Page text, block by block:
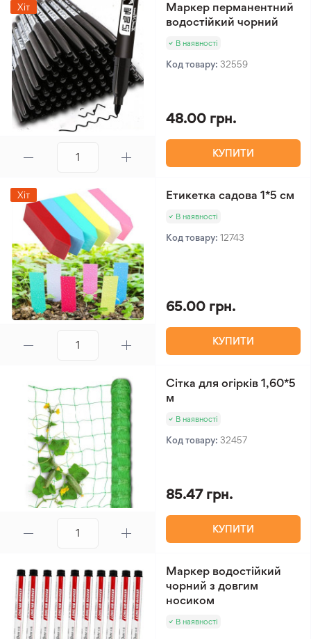
Хіт
Маркер перманентний
водостійкий чорний
В наявності
Код товару: 32559
48.00 грн.
КУПИТИ
Хіт Етикетка садова 1*5 см
В наявності
Код товару: 12743
65.00 грн.
КУПИТИ
Сітка для огірків 1,60*5
м
В наявності
Код товару: 32457
85.47 грн.
КУПИТИ
Маркер водостійкий
чорний з довгим
носиком
В наявності